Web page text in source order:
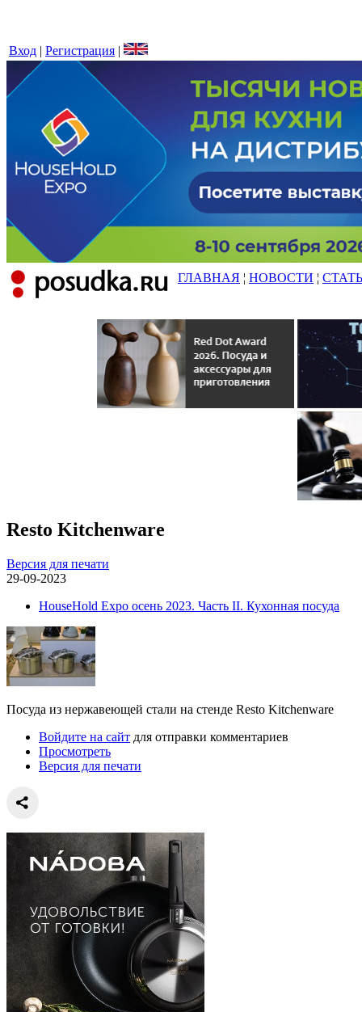
Вход | Регистрация |
ГЛАВНАЯ ¦ НОВОСТИ ¦
Resto Kitchenware
Версия для печати
29-09-2023
HouseHold Expo осень 2023. Часть II. Кухонная посуда
Посуда из нержавеющей стали на стенде Resto Kitchenware
Войдите на сайт для отправки комментариев
Просмотреть
Версия для печати